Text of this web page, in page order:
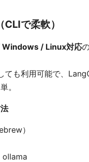
で柔軟）
Windows / Linux対応
ても利用可能で、
。
）